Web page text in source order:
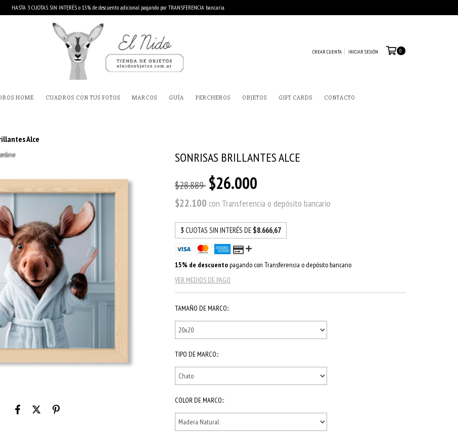
HASTA 3 CUOTAS SIN INTERÉS o 15% de descuento adicional pagando por TRANSFERENCIA bancaria.
CREAR CUENTA INICIAR SESIÓN 0
HOME CUADROS CON TUS FOTOS MARCOS GUÍA PERCHEROS OBJETOS GIFT CARDS CONTACTO
Alce
SONRISAS BRILLANTES ALCE
$28.889 $26.000
$22.100con Transferencia o depósito bancario
3 CUOTAS SIN INTERÉS DE $8.666,67
15% de descuentopagando con Transferencia o depósito bancario
VER MEDIOS DE PAGO
TAMAÑO DE MARCO::
TIPO DE MARCO::
COLOR DE MARCO::